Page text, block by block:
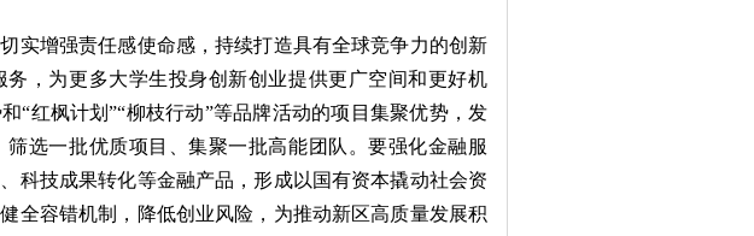
增强责任感使命感，持续打造具有全球竞争力的创新
，为更多大学生投身创新创业提供更广空间和更好机
“红枫计划”“柳枝行动”等品牌活动的项目集聚优势，发
选一批优质项目、集聚一批高能团队。要强化金融服
科技成果转化等金融产品，形成以国有资本撬动社会资
全容错机制，降低创业风险，为推动新区高质量发展积